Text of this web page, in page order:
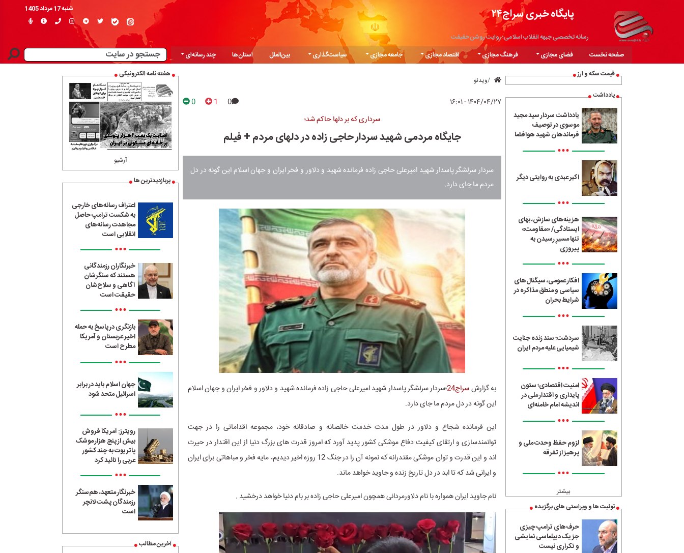
پایگاه خبری سراج۲۴
رسانه تخصصی جبهه انقلاب اسلامی؛ روایت روشن حقیقت
شنبه 17 مرداد 1405
صفحه نخست فضای مجازی فرهنگ مجازی اقتصاد مجازی جامعه مجازی سیاست‌گذاری بین‌الملل استان‌ها
چند رسانه‌ای
قیمت سکه و ارز
یادداشت
یادداشت سردار سید مجید
موسوی در توصیف
فرماندهان شهید هوافضا
•••
اکبر عبدی به روایتی دیگر
•••
هزینه‌های سازش، بهای
ایستادگی/ «مقاومت»
تنها مسیرِ رسیدن به
پیروزی
•••
افکار عمومی، سیگنال‌های
سیاسی و منطق مذاکره در
شرایط بحران
•••
سردشت؛ سند زنده جنایت
شیمیایی علیه مردم ایران
•••
امنیت اقتصادی؛ ستون
پایداری و اقتدار ملی در
اندیشه امام خامنه‌ای
•••
لزوم حفظ وحدت ملی و
پرهیز از تفرقه
•••
بیشتر
توئیت ها و ویراستی های برگزیده
حرف‌های ترامپ چیزی
جز یک دیپلماسی نمایشی
و تکراری نیست
ویدئو
۱۴۰۴/۰۴/۲۷ - ۱۶:۰۱ 0
1
0
سرداری که بر دلها حاکم شد؛
جایگاه مردمی شهید سردار حاجی زاده در دلهای مردم + فیلم
سردار سرلشگر پاسدار شهید امیرعلی حاجی زاده فرمانده شهید و دلاور و فخر ایران و جهان اسلام این گونه در دل
مردم ما جای دارد.
به گزارشسراج24
؛سردار سرلشگر پاسدار شهید امیرعلی حاجی زاده فرمانده شهید و دلاور و فخر ایران و جهان اسلام
این گونه در دل مردم ما جای دارد.
این فرمانده شجاع و دلاور در طول مدت خدمت خالصانه و صادقانه خود، مجموعه اقداماتی را در جهت
توانمندسازی و ارتقای کیفیت دفاع موشکی کشور پدید آورد که امروز قدرت های بزرگ دنیا از این اقتدار در حیرت
اند و این قدرت و توان موشکی مقتدرانه که نمونه آن را در جنگ 12 روزه اخیر دیدیم، مایه فخر و مباهاتی برای ایران
و ایرانی شد که تا ابد در دل تاریخ زنده و جاوید خواهد ماند.
نام جاوید ایران همواره با نام دلاورمردانی همچون امیرعلی حاجی زاده بر بام دنیا خواهد درخشید .
هفته نامه الکترونیکی
آرشیو
پربازدیدترین ها
اعتراف رسانه‌های خارجی
به شکست ترامپ حاصل
مجاهدت رسانه‌های
انقلابی است
•••
خبرنگاران رزمندگانی
هستند که سنگرشان
آگاهی و سلاح‌شان
حقیقت است
•••
بازنگری در پاسخ به حمله
اخیر عربستان و آمریکا
مطرح است
•••
جهان اسلام باید در برابر
اسرائیل متحد شود
•••
رویترز: آمریکا فروش
بیش از پنج هزار موشک
پاتریوت به چند کشور
عربی را تائید کرد
•••
خبرنگار متعهد، هم‌سنگر
رزمندگان پشت لانچر
است
آخرین مطالب